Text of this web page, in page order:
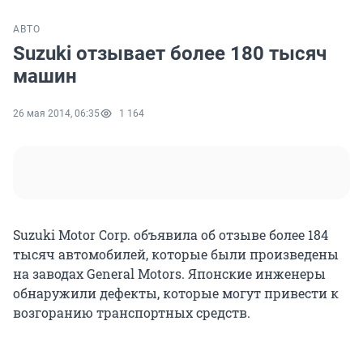
АВТО
Suzuki отзывает более 180 тысяч
машин
26 мая 2014, 06:35 1 164
Suzuki Motor Corp. объявила об отзыве более 184
тысяч автомобилей, которые были произведены
на заводах General Motors. Японские инженеры
обнаружили дефекты, которые могут привести к
возгоранию транспортных средств.